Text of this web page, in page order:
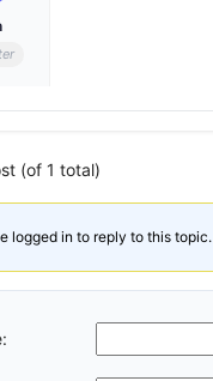
(of 1 total)
logged in to reply to this topic.